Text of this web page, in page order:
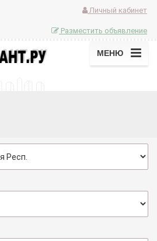
Личный кабинет
Разместить объявление
МЕНЮ